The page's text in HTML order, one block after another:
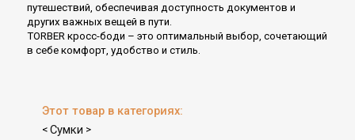
путешествий, обеспечивая доступность документов и
других важных вещей в пути.
TORBER кросс-боди – это оптимальный выбор, сочетающий
в себе комфорт, удобство и стиль.
Этот товар в категориях:
< Сумки >